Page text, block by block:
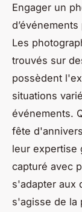
Engager un
Les
trouvés sur
possèdent
situations
événements.
fête
leur expertise
capturé avec
s'adapter aux
s'agisse de la